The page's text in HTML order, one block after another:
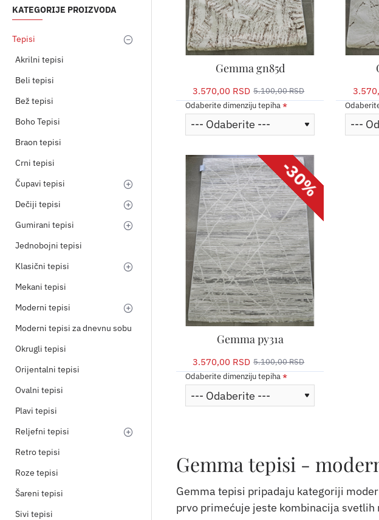
KATEGORIJE PROIZVODA
Tepisi
Akrilni tepisi
Beli tepisi
Bež tepisi
Boho Tepisi
Braon tepisi
Crni tepisi
Čupavi tepisi
Dečiji tepisi
Gumirani tepisi
Jednobojni tepisi
Klasični tepisi
Mekani tepisi
Moderni tepisi
Moderni tepisi za dnevnu sobu
Okrugli tepisi
Orijentalni tepisi
Ovalni tepisi
Plavi tepisi
Reljefni tepisi
Retro tepisi
Roze tepisi
Šareni tepisi
Sivi tepisi
Gemma tepisi -
Gemma tepisi pripadaju kategoriji
prvo primećuje jeste kombinacija
Gemma gn85d
3.570,00 RSD 5.100,00 RSD
Odaberite dimenziju tepiha
-30%
Gemma py31a
3.570,00 RSD 5.100,00 RSD
Odaberite dimenziju tepiha